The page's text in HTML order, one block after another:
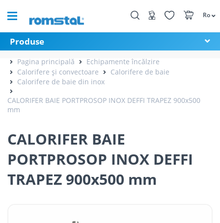
Ro
Produse
Pagina principală
Echipamente încălzire
Calorifere și convectoare
Calorifere de baie
Calorifere de baie din inox
CALORIFER BAIE PORTPROSOP INOX DEFFI TRAPEZ 900x500
mm
CALORIFER BAIE
PORTPROSOP INOX DEFFI
TRAPEZ 900x500 mm